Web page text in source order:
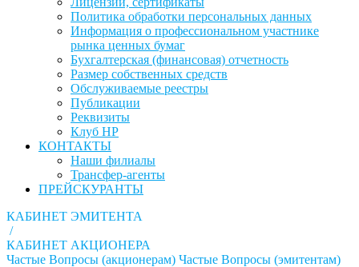
Политика обработки персональных данных
Информация о профессиональном участнике
рынка ценных бумаг
Бухгалтерская (финансовая) отчетность
Размер собственных средств
Обслуживаемые реестры
Публикации
Реквизиты
Клуб НР
КОНТАКТЫ
Наши филиалы
Трансфер-агенты
ПРЕЙСКУРАНТЫ
КАБИНЕТ ЭМИТЕНТА
/
КАБИНЕТ АКЦИОНЕРА
Частые Вопросы (акционерам) Частые Вопросы (эмитентам)